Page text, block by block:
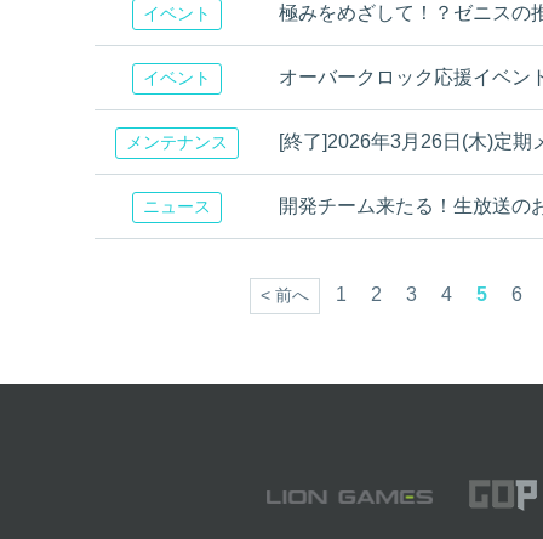
イベント 極みをめざして！？ゼニスの
イベント オーバークロック応援イベン
メンテナンス [終了]2026年3月26日(木)定期
ニュース 開発チーム来たる！生放送の
< 前へ 1 2 3 4 5 6